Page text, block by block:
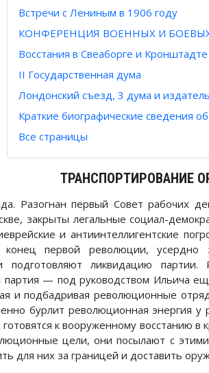
Встречи с Лениным в 1906 году
КОНФЕРЕНЦИЯ ВОЕННЫХ И
Восстания в Свеаборге и Кронштадте
II Государственная дума
Лондонский съезд, 3 дума и
Краткие биографические сведения
Все страницы
ТРАНСПОРТИРОВАНИЕ
Разогнан первый Совет рабочих
закрыты легальные социал-
и антиинтеллигентские
конец первой революции, усердно
подготовляют ликвидацию
партия — под руководством Ильича
и подбадривая революционные
бурлит революционная энергия у
к вооруженному восстанию
цели, они посылают с
для них за границей и доставить